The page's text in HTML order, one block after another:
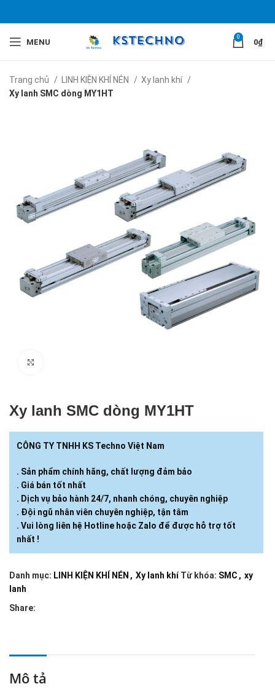
MENU
0
0₫
Trang chủ LINH KIỆN KHÍ NÉN
Xy lanh khí
Xy lanh SMC dòng MY1HT
Xy lanh SMC dòng MY1HT
CÔNG TY TNHH KS Techno Việt Nam
. Sản phẩm chính hãng, chất lượng đảm bảo
. Giá bán tốt nhất
. Dịch vụ bảo hành 24/7, nhanh chóng, chuyên nghiệp
. Đội ngũ nhân viên chuyên nghiệp, tận tâm
. Vui lòng liên hệ Hotline hoặc Zalo để được hỗ trợ tốt
nhất !
Danh mục: LINH KIỆN KHÍ NÉN , Xy lanh khí Từ khóa: SMC , xy
lanh
Share:
Mô tả